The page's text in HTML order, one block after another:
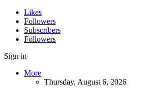
Likes
Followers
Subscribers
Followers
Sign in
More
Thursday, August 6, 2026